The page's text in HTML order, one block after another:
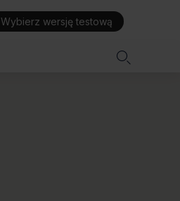
Wybierz wersję testową
